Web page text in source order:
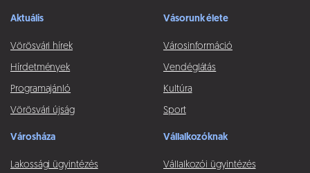
Aktuális
Vörösvári hírek
Hírdetmények
Programajánló
Vörösvári újság
Vásorunk élete
Városinformáció
Vendéglátás
Kultúra
Sport
Városháza
Lakossági ügyintézés
Vállalkozóknak
Vállalkozói ügyintézés